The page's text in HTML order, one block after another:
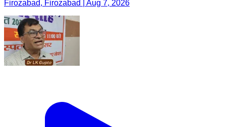
Firozabad, Firozabad | Aug 7, 2026